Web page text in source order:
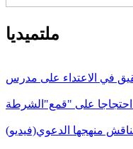
ملتميديا
في الاعتداء على مدرس
احتجاجا على "قمع"الشرطة
منهجها الدعوي(فيديو)